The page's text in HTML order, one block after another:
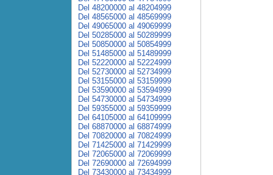
Del 48200000 al 48204999
Del 48565000 al 48569999
Del 49065000 al 49069999
Del 50285000 al 50289999
Del 50850000 al 50854999
Del 51485000 al 51489999
Del 52220000 al 52224999
Del 52730000 al 52734999
Del 53155000 al 53159999
Del 53590000 al 53594999
Del 54730000 al 54734999
Del 59355000 al 59359999
Del 64105000 al 64109999
Del 68870000 al 68874999
Del 70820000 al 70824999
Del 71425000 al 71429999
Del 72065000 al 72069999
Del 72690000 al 72694999
Del 73430000 al 73434999